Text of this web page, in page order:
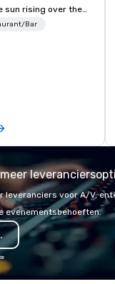
sun rising over the
about
Bar
leveranciers voor A/V,
evenementsbehoeften.